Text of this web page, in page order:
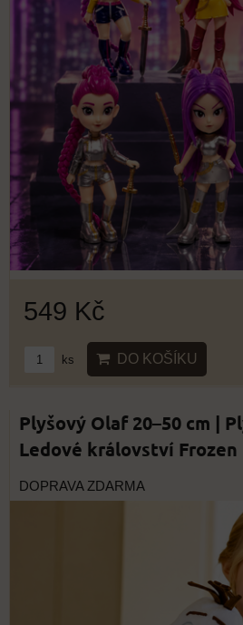
549 Kč
ks DO KOŠÍKU
Plyšový Olaf 20–50 cm |
Ledové království Frozen
DOPRAVA ZDARMA